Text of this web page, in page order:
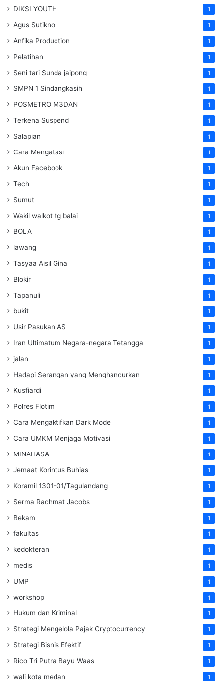
DIKSI YOUTH 1
Agus Sutikno 1
Anfika Production 1
Pelatihan 1
Seni tari Sunda jaipong 1
SMPN 1 Sindangkasih 1
POSMETRO M3DAN 1
Terkena Suspend 1
Salapian 1
Cara Mengatasi 1
Akun Facebook 1
Tech 1
Sumut 1
Wakil walkot tg balai 1
BOLA 1
lawang 1
Tasyaa Aisil Gina 1
Blokir 1
Tapanuli 1
bukit 1
Usir Pasukan AS 1
Iran Ultimatum Negara-negara Tetangga 1
jalan 1
Hadapi Serangan yang Menghancurkan 1
Kusfiardi 1
Polres Flotim 1
Cara Mengaktifkan Dark Mode 1
Cara UMKM Menjaga Motivasi 1
MINAHASA 1
Jemaat Korintus Buhias 1
Koramil 1301-01/Tagulandang 1
Serma Rachmat Jacobs 1
Bekam 1
fakultas 1
kedokteran 1
medis 1
UMP 1
workshop 1
Hukum dan Kriminal 1
Strategi Mengelola Pajak Cryptocurrency 1
Strategi Bisnis Efektif 1
Rico Tri Putra Bayu Waas 1
wali kota medan 1